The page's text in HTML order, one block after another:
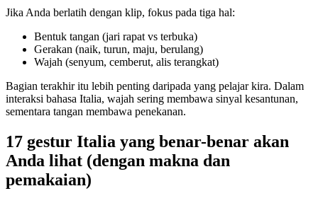
Jika Anda berlatih dengan klip, fokus pada tiga hal:
Bentuk tangan (jari rapat vs terbuka)
Gerakan (naik, turun, maju, berulang)
Wajah (senyum, cemberut, alis terangkat)
Bagian terakhir itu lebih penting daripada yang pelajar kira. Dalam
interaksi bahasa Italia, wajah sering membawa sinyal kesantunan,
sementara tangan membawa penekanan.
17 gestur Italia yang benar-benar akan
Anda lihat (dengan makna dan
pemakaian)